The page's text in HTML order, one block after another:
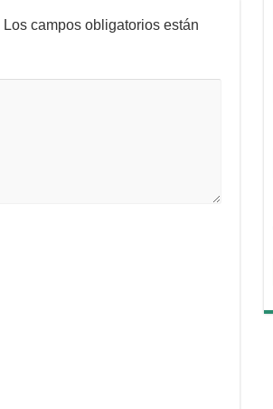
Los campos obligatorios están